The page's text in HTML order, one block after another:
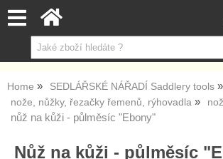
Home
SEDLÁŘSKÉ NÁŘADÍ Saddlery tools
nože, nůžky, řezačky řemenů, rýhovadla
nůž na kůži - půlměsíc "Ebony"
Nůž na kůži - půlměsíc